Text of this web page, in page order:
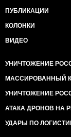
ПУБЛИКАЦИИ
КОЛОНКИ
ВИДЕО
УНИЧТОЖЕНИЕ
МАССИРОВАННЫЙ
УНИЧТОЖЕНИЕ
АТАКА ДРОНОВ НА
УДАРЫ ПО